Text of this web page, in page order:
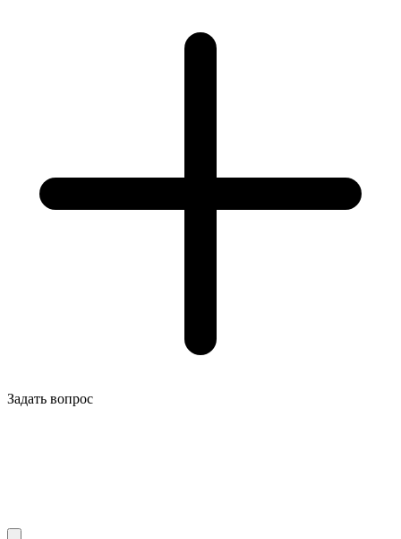
Задать вопрос